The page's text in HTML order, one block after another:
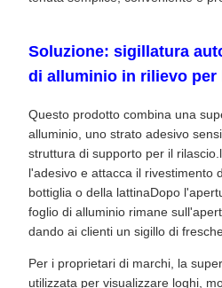
Soluzione: sigillatura
di alluminio in rilievo per
Questo prodotto combina una
alluminio, uno strato adesivo
struttura di supporto per il
l'adesivo e attacca il rivestimento
bottiglia o della lattinaDopo
foglio di alluminio rimane
dando ai clienti un sigillo di
Per i proprietari di marchi, la
utilizzata per visualizzare loghi,